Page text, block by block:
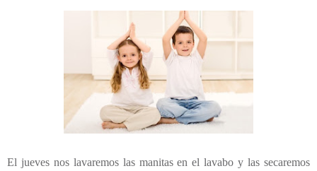
El jueves nos lavaremos las manitas en el lavabo y las secaremos